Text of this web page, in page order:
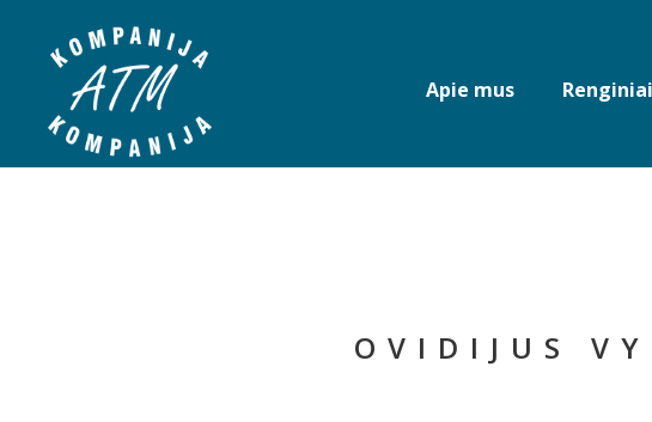
Apie mus Renginiai
OVIDIJUS